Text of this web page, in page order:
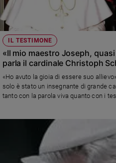
IL TESTIMONE
«Il mio maestro Joseph,
parla il cardinale Christoph
«Ho avuto la gioia di essere suo
solo è stato un insegnante di grande
tanto con la parola viva quanto con i
vicino a sant'Agostino». Intervista